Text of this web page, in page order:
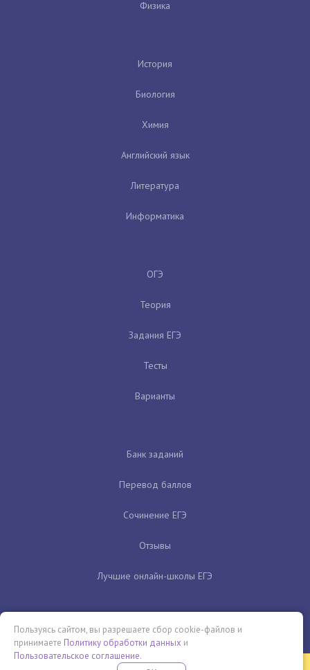
Физика
История
Биология
Химия
Английский язык
Литература
Информатика
ОГЭ
Теория
Задания ЕГЭ
Тесты
Варианты
Банк заданий
Перевод баллов
Сочинение ЕГЭ
Отзывы
Лучшие онлайн-школы ЕГЭ
Пользуясь сайтом, вы разрешаете сбор cookie-файлов и
принимаете Политику обработки данных и
Пользовательское соглашение.